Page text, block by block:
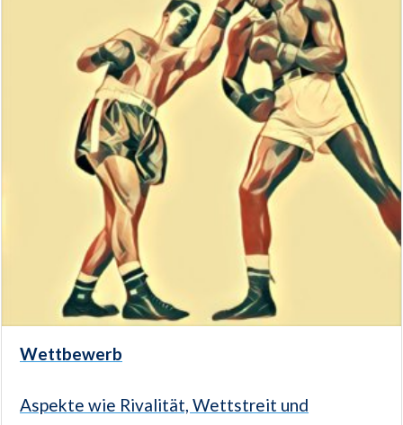
Wettbewerb
Aspekte wie Rivalität, Wettstreit und